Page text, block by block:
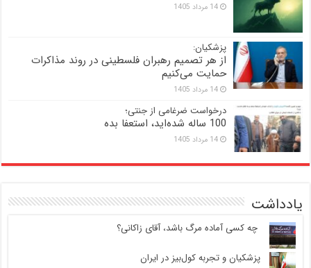
14 مرداد 1405
پزشکیان:
از هر تصمیم رهبران فلسطینی در روند مذاکرات
حمایت می‌کنیم
14 مرداد 1405
درخواست ضرغامی از جنتی؛
100 ساله شده‌اید، استعفا بده
14 مرداد 1405
یادداشت
‍ چه کسی آماده مرگ باشد، آقای زاکانی؟
پزشکیان و تجربه کول‌بیز در ایران